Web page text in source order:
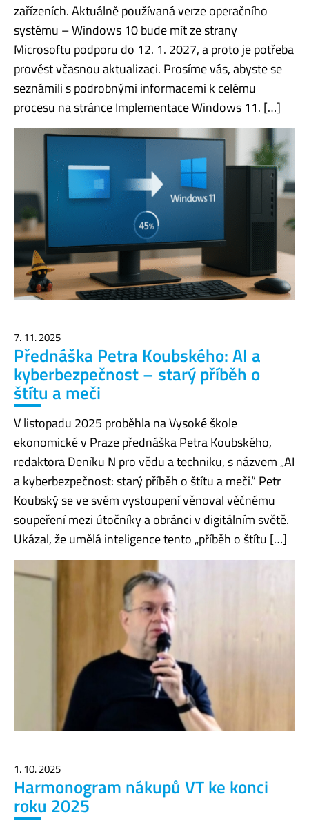
zařízeních. Aktuálně používaná verze operačního
systému – Windows 10 bude mít ze strany
Microsoftu podporu do 12. 1. 2027, a proto je potřeba
provést včasnou aktualizaci. Prosíme vás, abyste se
seznámili s podrobnými informacemi k celému
procesu na stránce Implementace Windows 11. […]
7. 11. 2025
Přednáška Petra Koubského: AI a
kyberbezpečnost – starý příběh o
štítu a meči
V listopadu 2025 proběhla na Vysoké škole
ekonomické v Praze přednáška Petra Koubského,
redaktora Deníku N pro vědu a techniku, s názvem „AI
a kyberbezpečnost: starý příběh o štítu a meči.“ Petr
Koubský se ve svém vystoupení věnoval věčnému
soupeření mezi útočníky a obránci v digitálním světě.
Ukázal, že umělá inteligence tento „příběh o štítu […]
1. 10. 2025
Harmonogram nákupů VT ke konci
roku 2025